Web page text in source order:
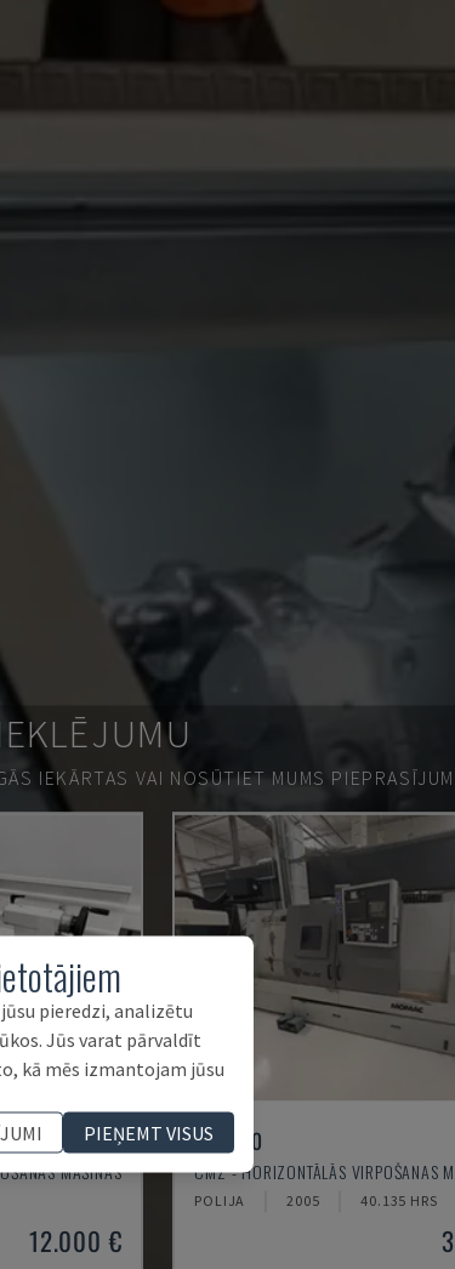
IEKĀRTAS VAI NOSŪTIET MUMS
MAŠĪNAS
12.000 €
TBI-520
CMZ - HORIZONTĀLĀS VIRPOŠANAS
POLIJA 2005 40.135 HRS
pieredzi, analizētu
Jūs varat pārvaldīt
kā mēs izmantojam jūsu
PIEŅEMT VISUS